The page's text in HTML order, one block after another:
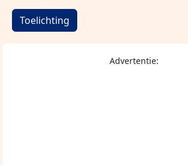
Toelichting
Advertentie: